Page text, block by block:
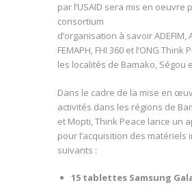
par l’USAID sera mis en oeuvre
consortium
d’organisation à savoir ADEFIM,
FEMAPH, FHI 360 et l’ONG Think
les localités de Bamako, Ségou
Dans le cadre de la mise en
activités dans les régions de
et Mopti, Think Peace lance un
pour l’acquisition des matériels
suivants :
15 tablettes Samsung